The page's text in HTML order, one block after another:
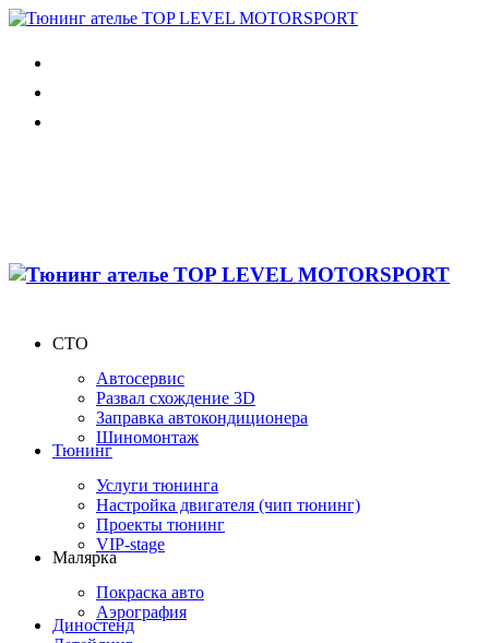
СТО
Автосервис
Развал схождение 3D
Заправка автокондиционера
Шиномонтаж
Тюнинг
Услуги тюнинга
Настройка двигателя (чип тюнинг)
Проекты тюнинг
VIP-stage
Малярка
Покраска авто
Аэрография
Диностенд